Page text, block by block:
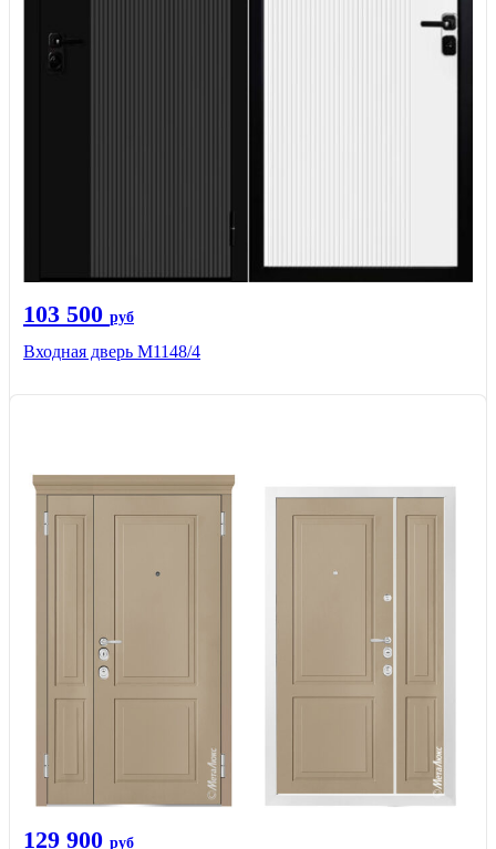
103 500 руб
Входная дверь М1148/4
129 900 руб